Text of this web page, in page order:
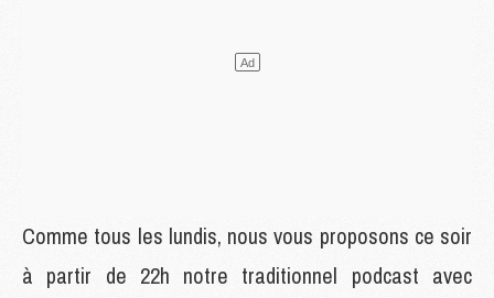
Comme tous les lundis, nous vous proposons ce soir
à partir de 22h notre traditionnel podcast avec